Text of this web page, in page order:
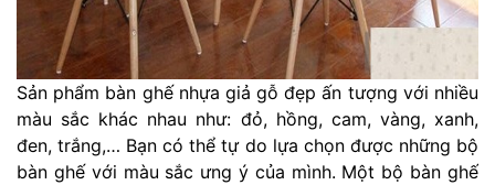
Sản phẩm bàn ghế nhựa giả gỗ đẹp ấn tượng với nhiều
màu sắc khác nhau như: đỏ, hồng, cam, vàng, xanh,
đen, trắng,… Bạn có thể tự do lựa chọn được những bộ
bàn ghế với màu sắc ưng ý của mình. Một bộ bàn ghế